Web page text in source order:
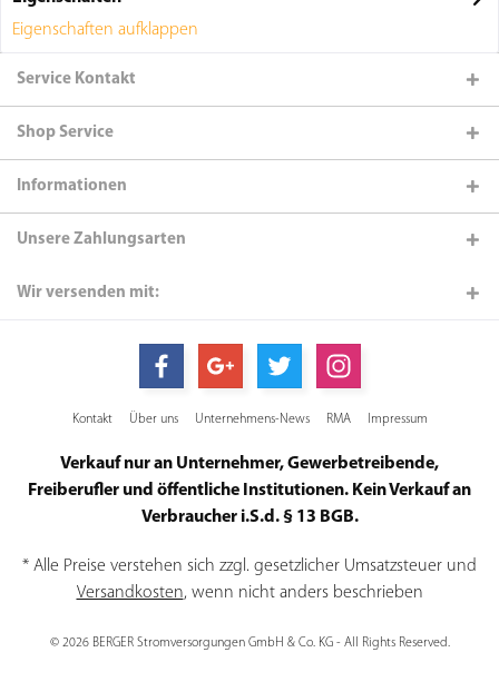
Eigenschaften aufklappen
Service Kontakt
Shop Service
Informationen
Unsere Zahlungsarten
Wir versenden mit:
Kontakt Über uns Unternehmens-News RMA Impressum
Verkauf nur an Unternehmer, Gewerbetreibende,
Freiberufler und öffentliche Institutionen. Kein Verkauf an
Verbraucher i.S.d. § 13 BGB.
* Alle Preise verstehen sich zzgl. gesetzlicher Umsatzsteuer und
Versandkosten, wenn nicht anders beschrieben
© 2026 BERGER Stromversorgungen GmbH & Co. KG - All Rights Reserved.